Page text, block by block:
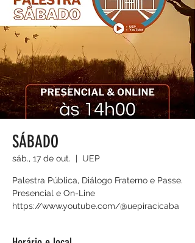
SÁBADO
sáb., 17 de out.
  |
UEP
Palestra Pública, Diálogo Fraterno e Passe.
Presencial e On-Line
https://www.youtube.com/@uepiracicaba